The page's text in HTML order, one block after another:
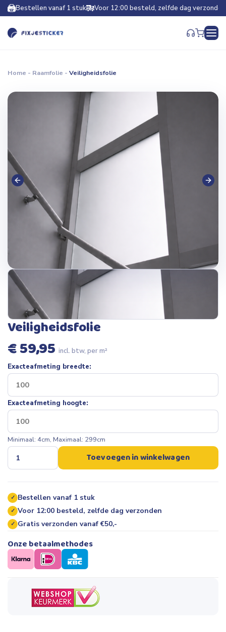
Bestellen vanaf 1 stuk Voor 12:00 besteld, zelfde dag verzonden
Home - Raamfolie - Veiligheidsfolie
Veiligheidsfolie
€59,95 incl. btw, per m²
Exacteafmeting breedte:
Exacteafmeting hoogte:
Minimaal: 4cm, Maximaal: 299cm
Toevoegen in winkelwagen
✓ Bestellen vanaf 1 stuk
✓ Voor 12:00 besteld, zelfde dag verzonden
✓ Gratis verzonden vanaf €50,-
Onze betaalmethodes